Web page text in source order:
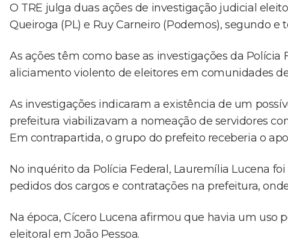
O TRE julga duas ações de investigação judicial
Queiroga (PL) e Ruy Carneiro (Podemos), segundo e
As ações têm como base as investigações da
aliciamento violento de eleitores em comunidades
As investigações indicaram a existência de um
prefeitura viabilizavam a nomeação de servidores
Em contrapartida, o grupo do prefeito receberia o
No inquérito da Polícia Federal, Lauremília Lucena
pedidos dos cargos e contratações na prefeitura,
Na época, Cícero Lucena afirmou que havia um
eleitoral em João Pessoa.